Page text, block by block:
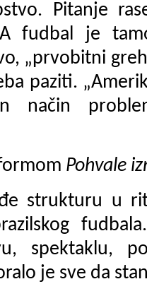
Pitanje
A fudbal je
„prvobitni
paziti.
način
Pohvale
strukturu u
spektaklu,
je sve da